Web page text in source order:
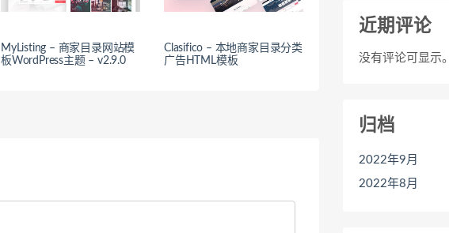
MyListing – 商家目录网站模
板WordPress主题 – v2.9.0
Clasifico – 本地商家目录分类
广告HTML模板
近期评论
没有评论可显示。
归档
2022年9月
2022年8月